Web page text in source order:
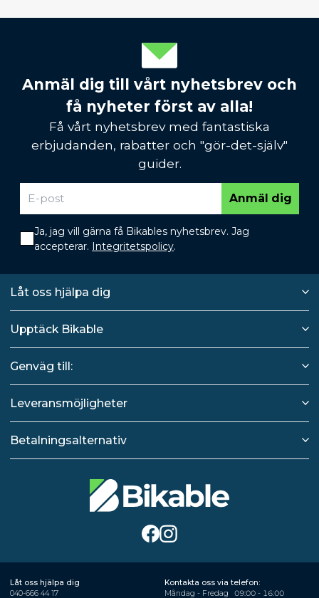
Anmäl dig till vårt nyhetsbrev och
få nyheter först av alla!
Få vårt nyhetsbrev med fantastiska
erbjudanden, rabatter och "gör-det-själv"
guider.
Anmäl dig
Ja, jag vill gärna få Bikables nyhetsbrev. Jag
accepterar. Integritetspolicy.
Låt oss hjälpa dig
Upptäck Bikable
Genväg till:
Leveransmöjligheter
Betalningsalternativ
Låt oss hjälpa dig
040-666 44 17
Kontakta oss via telefon:
Måndag - Fredag
09:00 - 16:00